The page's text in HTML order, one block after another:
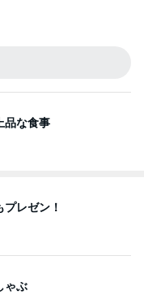
品な食事
レゼン！
ゃぶ